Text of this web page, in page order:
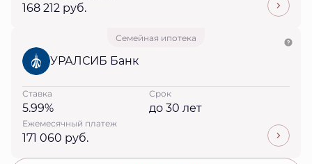
168 212 руб.
Семейная ипотека
УРАЛСИБ Банк
Ставка
5.99%
Срок
до 30 лет
Ежемесячный платеж
171 060 руб.